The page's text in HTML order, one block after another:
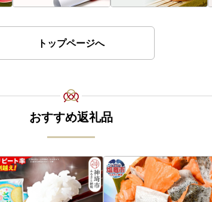
トップページへ
おすすめ返礼品